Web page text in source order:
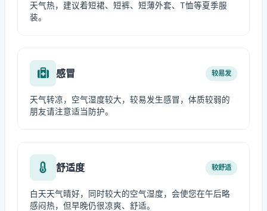
天气热，建议着短裙、短裤、短薄外套、T恤等夏季服
装。
感冒 较易发
天气转凉，空气湿度较大，较易发生感冒，体质较弱的
朋友请注意适当防护。
舒适度 较舒适
白天天气晴好，同时较大的空气湿度，会使您在午后略
感闷热，但早晚仍很凉爽、舒适。